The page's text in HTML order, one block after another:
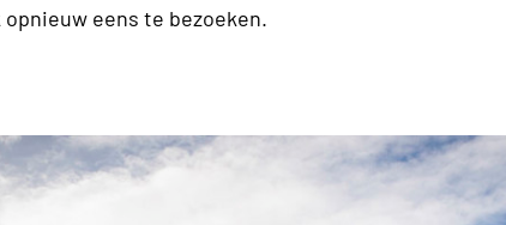
eens te bezoeken.